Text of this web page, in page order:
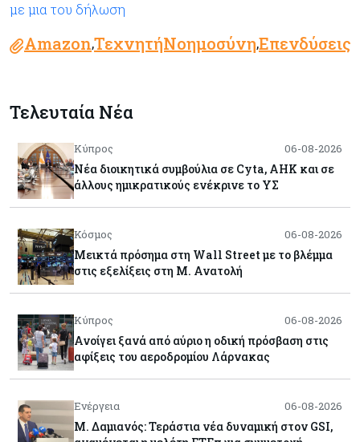
με μια του δήλωση
Amazon,ΤεχνητήΝοημοσύνη,Επενδύσεις
Τελευταία Νέα
Κύπρος 06-08-2026
Νέα διοικητικά συμβούλια σε Cyta, AHK και σε
άλλους ημικρατικούς ενέκρινε το ΥΣ
Κόσμος 06-08-2026
Μεικτά πρόσημα στη Wall Street με το βλέμμα
στις εξελίξεις στη Μ. Ανατολή
Κύπρος 06-08-2026
Ανοίγει ξανά από αύριο η οδική πρόσβαση στις
αφίξεις του αεροδρομίου Λάρνακας
Ενέργεια 06-08-2026
Μ. Δαμιανός: Τεράστια νέα δυναμική στον GSI,